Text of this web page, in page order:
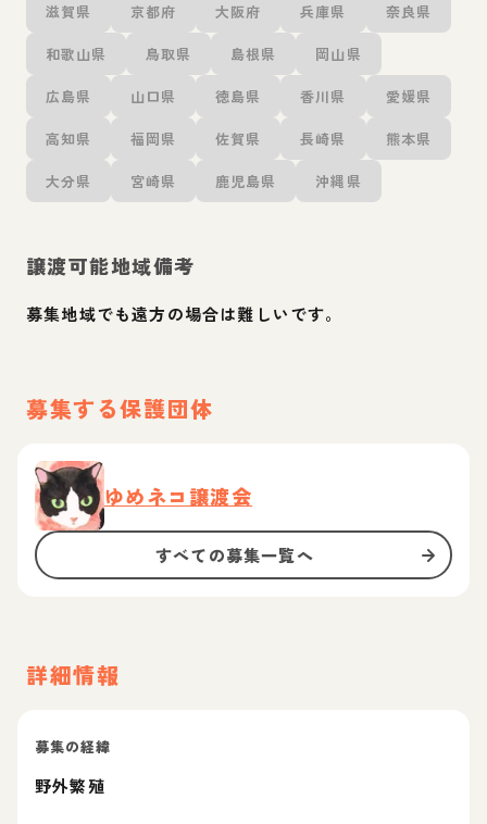
滋賀県 京都府 大阪府 兵庫県 奈良県
和歌山県 鳥取県 島根県 岡山県
広島県 山口県 徳島県 香川県 愛媛県
高知県 福岡県 佐賀県 長崎県 熊本県
大分県 宮崎県 鹿児島県 沖縄県
譲渡可能地域備考
募集地域でも遠方の場合は難しいです。
募集する保護団体
ゆめネコ譲渡会
すべての募集一覧へ
詳細情報
募集の経緯
野外繁殖